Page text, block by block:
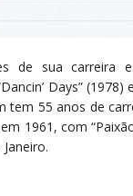
de sua carreira
Days” (1978)
tem 55 anos de
1961, com